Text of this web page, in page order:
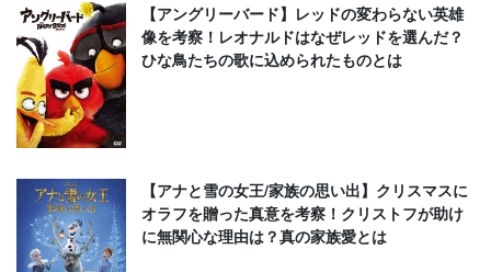
【アングリーバード】レッドの変わらない英雄
像を考察！レオナルドはなぜレッドを選んだ？
ひな鳥たちの歌に込められたものとは
【アナと雪の女王/家族の思い出】クリスマスに
オラフを贈った真意を考察！クリストフが助け
に無関心な理由は？真の家族愛とは